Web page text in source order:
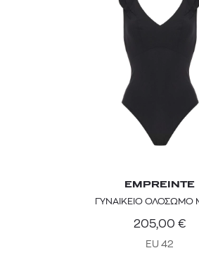
EMPREINTE
ΓΥΝΑΙΚΕΙΟ ΟΛΟΣΩΜΟ
205,00 €
EU 42